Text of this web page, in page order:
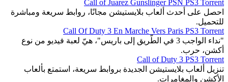
Call of Juarez Gunslinger PSN PS3 Torrent
احصل على أحدث ألعاب بلايستيشن مجانًا، روابط سريعة ومباشرة
للتحميل.
Call Of Duty 3 En Marche Vers Paris PS3 Torrent
"نداء الواجب 3 في الطّريق إلى باريس"، هيّ لعبة فيديو من نوع
أكشن، حرب.
Call of Duty 3 PS3 Torrent
تنزيل ألعاب بلايستيشن الجديدة بروابط سريعة، استمتع بألعاب
الأكشن والمغامرات.